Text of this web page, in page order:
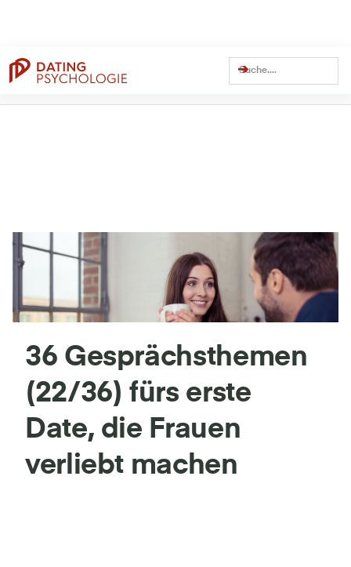
Dating Coach Seit
Über41 Millionen
36 Gesprächsthemen
(22/36) fürs erste
Date, die Frauen
verliebt machen